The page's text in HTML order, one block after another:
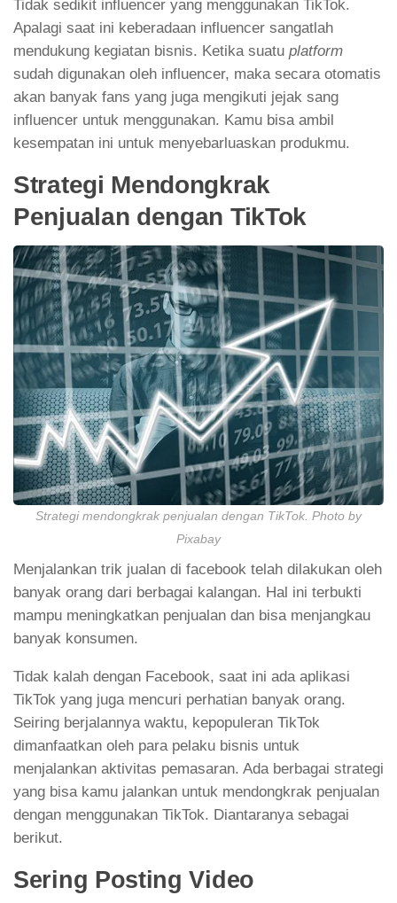
Tidak sedikit influencer yang menggunakan TikTok.
Apalagi saat ini keberadaan influencer sangatlah
mendukung kegiatan bisnis. Ketika suatu platform
sudah digunakan oleh influencer, maka secara otomatis
akan banyak fans yang juga mengikuti jejak sang
influencer untuk menggunakan. Kamu bisa ambil
kesempatan ini untuk menyebarluaskan produkmu.
Strategi Mendongkrak
Penjualan dengan TikTok
Strategi mendongkrak penjualan dengan TikTok. Photo by
Pixabay
Menjalankan trik jualan di facebook telah dilakukan oleh
banyak orang dari berbagai kalangan. Hal ini terbukti
mampu meningkatkan penjualan dan bisa menjangkau
banyak konsumen.
Tidak kalah dengan Facebook, saat ini ada aplikasi
TikTok yang juga mencuri perhatian banyak orang.
Seiring berjalannya waktu, kepopuleran TikTok
dimanfaatkan oleh para pelaku bisnis untuk
menjalankan aktivitas pemasaran. Ada berbagai strategi
yang bisa kamu jalankan untuk mendongkrak penjualan
dengan menggunakan TikTok. Diantaranya sebagai
berikut.
Sering Posting Video